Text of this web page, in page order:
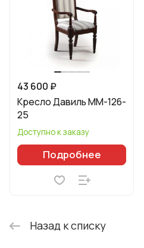
43 600 ₽
Кресло Давиль ММ-126-
25
Доступно к заказу
Подробнее
Назад к списку